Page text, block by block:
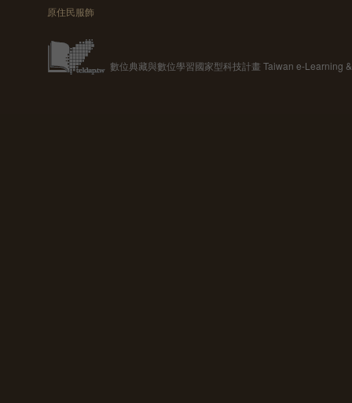
原住民服飾
數位典藏與數位學習國家型科技計畫 Taiwan e-Learning